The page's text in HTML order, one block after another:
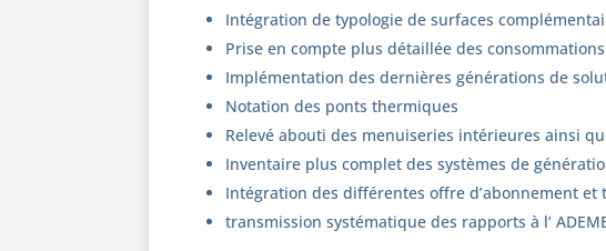
Intégration de typologie de surfaces
Prise en compte plus détaillée des
Implémentation des dernières générations de
Notation des ponts thermiques
Relevé abouti des menuiseries intérieures ainsi
Inventaire plus complet des systèmes de
Intégration des différentes offre d’abonnement et
transmission systématique des rapports à l’